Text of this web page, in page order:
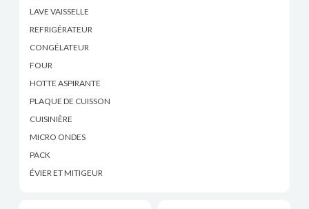
LAVE VAISSELLE
REFRIGÉRATEUR
CONGÉLATEUR
FOUR
HOTTE ASPIRANTE
PLAQUE DE CUISSON
CUISINIÈRE
MICRO ONDES
PACK
ÉVIER ET MITIGEUR